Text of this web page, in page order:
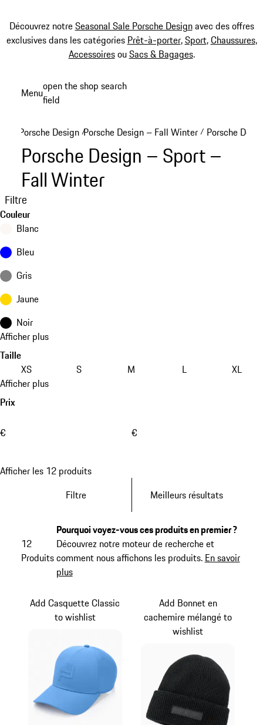
Découvrez notreSeasonal Sale Porsche Designavec des offres
exclusives dans les catégories Prêt-à-porter,Sport,Chaussures,
AccessoiresouSacs & Bagages.
Menuopen the shop search
field
Porsche Design /Porsche Design – Fall Winter / Porsche
Porsche Design – Sport –
Fall Winter
Filtre
Couleur
Blanc
Bleu
Gris
Jaune
Noir
Afficher plus
Taille
XS
S M L
XL
Afficher plus
Prix
€ €
Afficher les 12 produits
Filtre
Meilleurs résultats
12
Produits
Pourquoi voyez-vous ces produits en premier ?
Découvrez notre moteur de recherche et
comment nous affichons les produits. En savoir
plus
Add Casquette Classic
to wishlist
Add Bonnet en
cachemire mélangé to
wishlist